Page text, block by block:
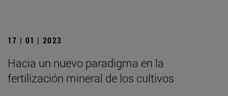
17 | 01 | 2023
Hacia un nuevo paradigma en la
fertilización mineral de los cultivos